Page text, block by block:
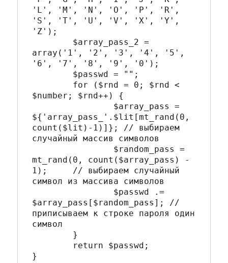
'L', 'M', 'N', 'O', 'P', 'R',
'S', 'T', 'U', 'V', 'X', 'Y',
'Z');
array('1', '2', '3', '4', '5',
'6', '7', '8', '9', '0');
$number; $rnd++) {
${'array_pass_'.$lit[mt_rand(0,
count($lit)-1)]}; // выбираем
случайный массив символов
mt_rand(0, count($array_pass) -
1);	// выбираем случайный
символ из массива символов
$array_pass[$random_pass]; //
приписываем к строке пароля один
символ
}